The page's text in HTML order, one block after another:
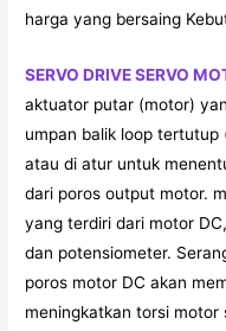
harga yang bersaing
SERVO DRIVE SERVO
aktuator putar (motor)
umpan balik loop
atau di atur untuk
dari poros output motor.
yang terdiri dari motor
dan potensiometer.
poros motor DC akan
meningkatkan torsi